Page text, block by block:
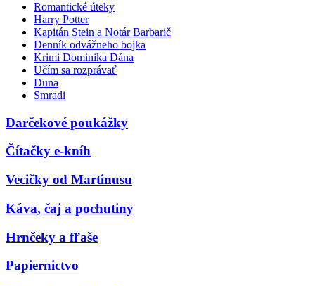
Romantické úteky
Harry Potter
Kapitán Stein a Notár Barbarič
Denník odvážneho bojka
Krimi Dominika Dána
Učím sa rozprávať
Duna
Smradi
Darčekové poukážky
Čítačky e-kníh
Vecičky od Martinusu
Káva, čaj a pochutiny
Hrnčeky a fľaše
Papiernictvo